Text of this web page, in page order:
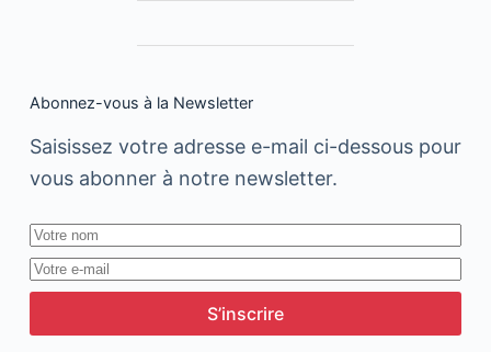
Abonnez-vous à la Newsletter
Saisissez votre adresse e-mail ci-dessous pour
vous abonner à notre newsletter.
S’inscrire